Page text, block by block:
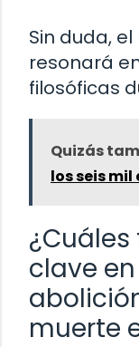
Sin duda,
resonará
filosóficas
Quizás
los seis mil
clave
muerte